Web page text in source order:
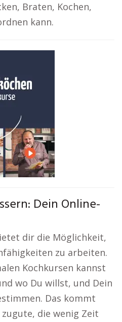
Braten, Kochen,
kann.
Dein Online-
dir die Möglichkeit,
zu arbeiten.
Kochkursen kannst
wo Du willst, und Dein
Das kommt
die wenig Zeit